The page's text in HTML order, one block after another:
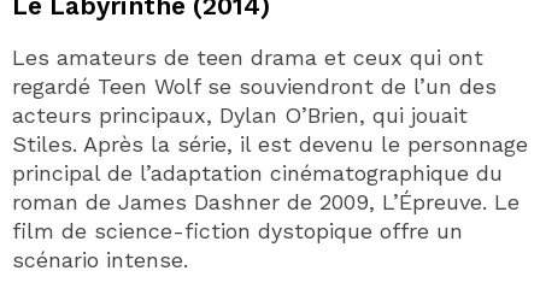
Les amateurs de teen drama et ceux qui ont
regardé Teen Wolf se souviendront de l’un des
acteurs principaux, Dylan O’Brien, qui jouait
Stiles. Après la série, il est devenu le personnage
principal de l’adaptation cinématographique du
roman de James Dashner de 2009, L’Épreuve. Le
film de science-fiction dystopique offre un
scénario intense.